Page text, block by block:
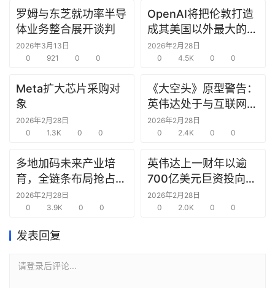
研
创
投
商
机
圈
罗姆与东芝就功率半导
体业务整合展开谈判
2026年3月13日
0
921 0 0
OpenAI将把伦敦打造
成其美国以外最大的研
究中心
2026年2月28日
0
4.5K 0 0
Meta扩大芯片采购对
象
2026年2月28日
0
1.3K 0 0
《大空头》原型警告：
英伟达处于与互联网泡
沫时期思科同样的“危
险境地”
2026年2月28日
0
2.4K 0 0
多地加码未来产业培
育，全链条布局抢占新
赛道先机
2026年2月28日
0
3.9K 0 0
英伟达上一财年以逾
700亿美元巨资投向合
作方，竭力巩固AI芯片
需求
2026年2月28日
0
2.0K 0 0
发表回复
请登录后评论...